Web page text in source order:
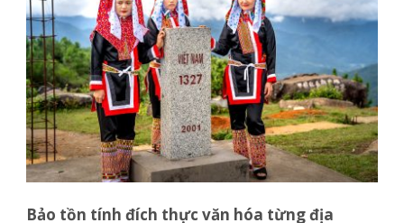
Bảo tồn tính đích thực văn hóa từng địa